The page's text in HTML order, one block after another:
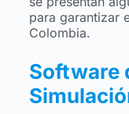
para garantizar
Colombia.
Software